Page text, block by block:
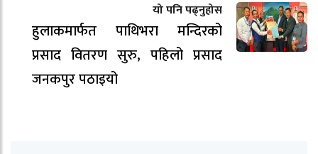
यो पनि पढ्नुहोस
हुलाकमार्फत पाथिभरा मन्दिरको
प्रसाद वितरण सुरु, पहिलो प्रसाद
जनकपुर पठाइयो